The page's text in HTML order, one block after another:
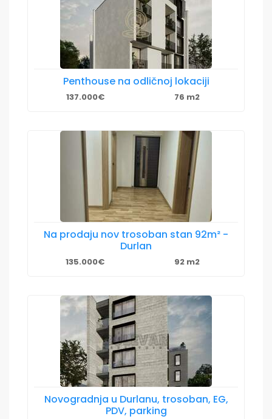
Penthouse na odličnoj lokaciji
137.000€ 76 m2
Na prodaju nov trosoban stan 92m² -
Durlan
135.000€ 92 m2
Novogradnja u Durlanu, trosoban, EG,
PDV, parking